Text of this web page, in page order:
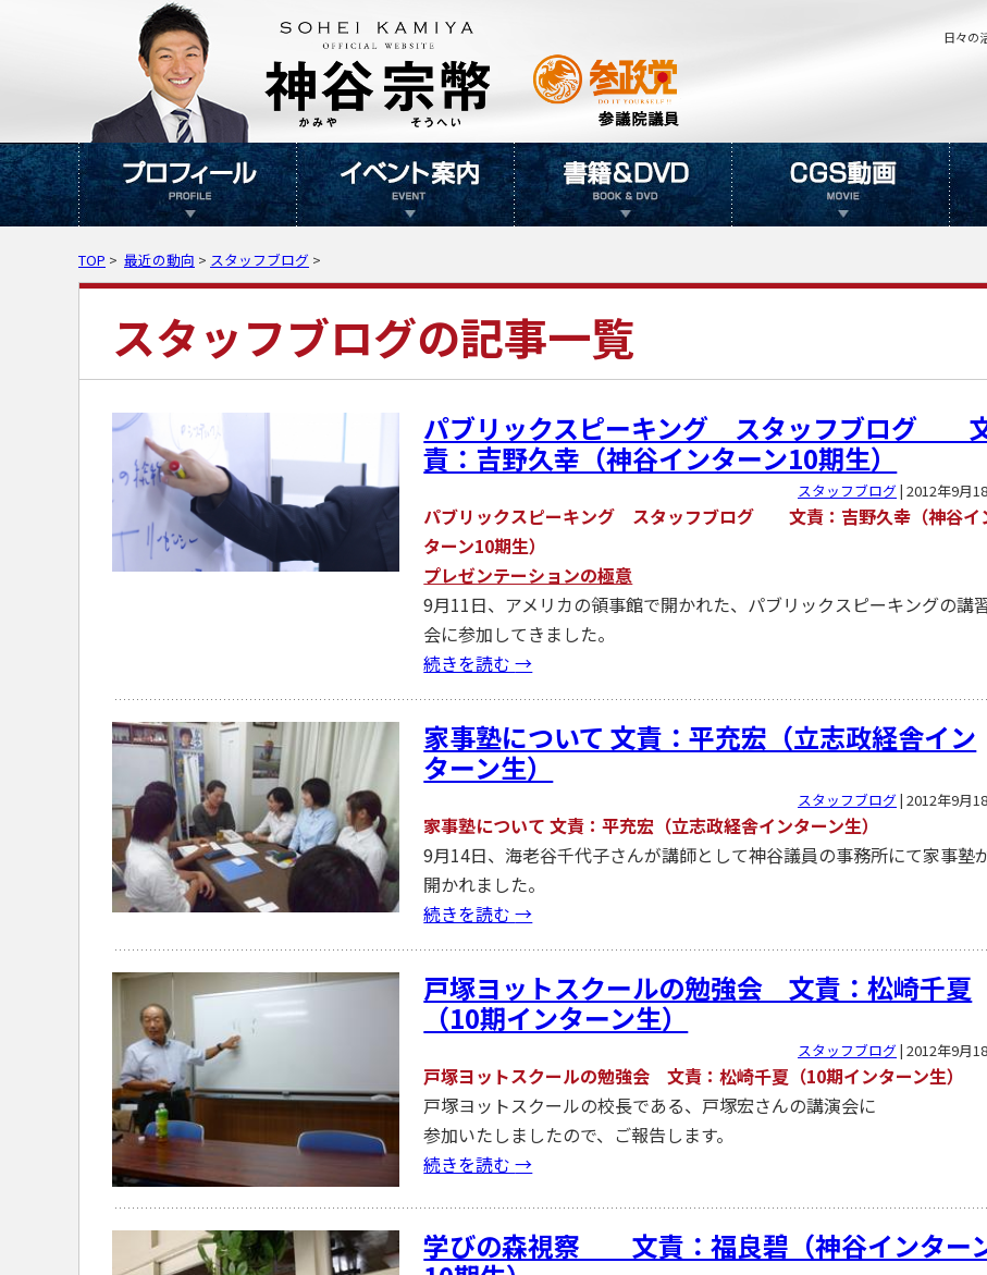
日々の
TOP > 最近の動向 > スタッフブログ >
スタッフブログの記事一覧
パブリックスピーキング スタッフブログ
責：吉野久幸（神谷インターン10期生）
スタッフブログ | 2012年9月
パブリックスピーキング スタッフブログ 文責：吉野久幸（神谷イ
ターン10期生）
プレゼンテーションの極意
9月11日、アメリカの領事館で開かれた、パブリックスピーキングの講
会に参加してきました。
続きを読む→
家事塾について 文責：平充宏（立志政経舎イン
ターン生）
スタッフブログ | 2012年9月
家事塾について 文責：平充宏（立志政経舎インターン生）
9月14日、海老谷千代子さんが講師として神谷議員の事務所にて家事塾
開かれました。
続きを読む→
戸塚ヨットスクールの勉強会 文責：松崎千夏
（10期インターン生）
スタッフブログ | 2012年9月
戸塚ヨットスクールの勉強会 文責：松崎千夏（10期インターン生）
戸塚ヨットスクールの校長である、戸塚宏さんの講演会に
参加いたしましたので、ご報告します。
続きを読む→
学びの森視察 文責：福良碧（神谷インター